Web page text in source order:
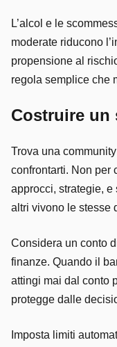
L’alcol e le
moderate riducono
propensione al
regola semplice che
Costruire un
Trova una
confrontarti. Non per
approcci, strategie,
altri vivono le stesse
Considera un conto
finanze. Quando il
attingi mai dal conto
protegge dalle
Imposta limiti